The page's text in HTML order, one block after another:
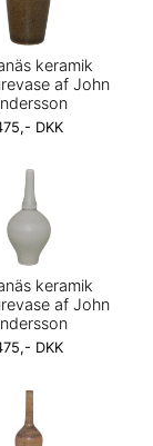
keramik
af John
DKK
keramik
af John
DKK